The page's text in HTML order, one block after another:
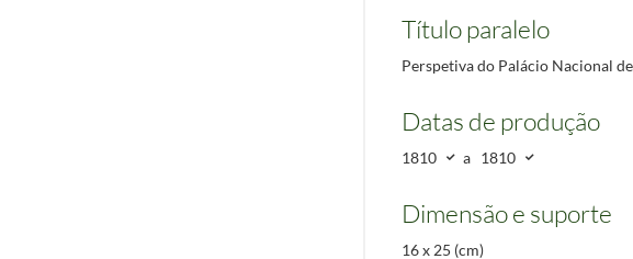
Título paralelo
Perspetiva do Palácio Nacional
Datas de produção
1810 a 1810
Dimensão e suporte
16 x 25 (cm)